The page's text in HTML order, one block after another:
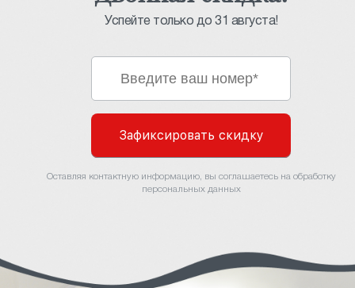
Успейте только до 31 августа!
Зафиксировать скидку
Оставляя контактную информацию, вы соглашаетесь на обработку
персональных данных